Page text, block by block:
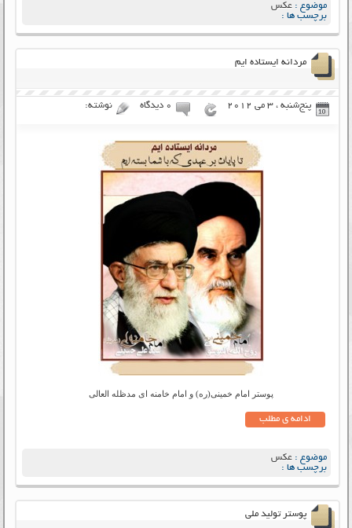
موضوع :عکس
برچسب ها :
مردانه ایستاده ایم
پنج‌شنبه ، 3 می 2012 ۰ دیدگاه نوشته:
پوستر امام خمینی(ره) و امام خامنه ای مدظله العالی
ادامه ی مطلب
موضوع :عکس
برچسب ها :
پوستر تولید ملی